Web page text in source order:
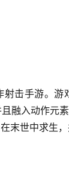
击手游。
融入动作元
末世中求生，